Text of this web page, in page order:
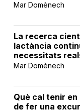
Mar Domènech
La recerca
lactància
necessitats
Mar Domènech
Què cal tenir
de fer una